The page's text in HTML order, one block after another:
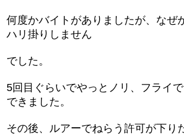
何度かバイトがありましたが、なぜ
ハリ掛りしません
でした。
5回目ぐらいでやっとノリ、フライ
できました。
その後、ルアーでねらう許可が下り